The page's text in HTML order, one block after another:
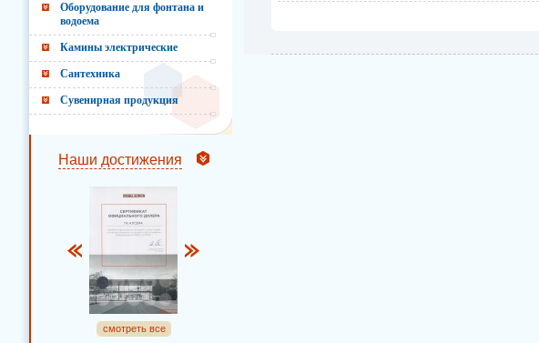
Оборудование для фонтана и
водоема
Камины электрические
Сантехника
Сувенирная продукция
Наши достижения
смотреть все